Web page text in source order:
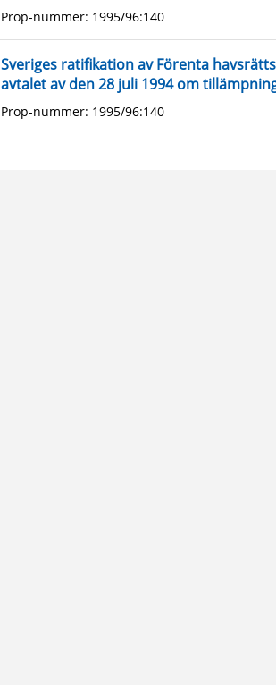
Prop-nummer: 1995/96:140
Sveriges ratifikation av Förenta
avtalet av den 28 juli 1994 om
Prop-nummer: 1995/96:140